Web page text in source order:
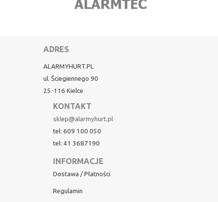
ADRES
ALARMYHURT.PL
ul. Ściegiennego 90
25-116 Kielce
KONTAKT
sklep@alarmyhurt.pl
tel: 609 100 050
tel: 41 3687190
INFORMACJE
Dostawa / Płatności
Regulamin